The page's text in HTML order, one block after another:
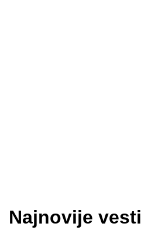
Najnovije vesti